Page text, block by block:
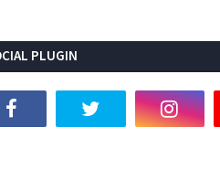
PLUGIN